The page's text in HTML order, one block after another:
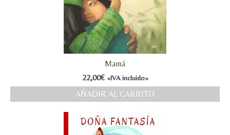
Mamá
22,00€ «IVA incluido»
AÑADIR AL CARRITO